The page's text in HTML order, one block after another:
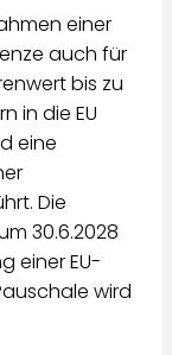
einer
auch für
bis zu
in die EU
eine
Die
30.6.2028
einer EU-
wird